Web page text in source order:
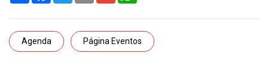
Agenda Página Eventos